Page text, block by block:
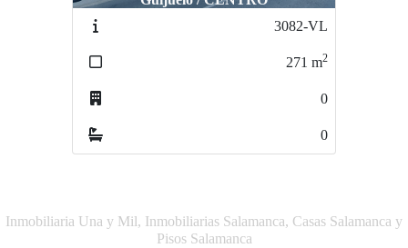
3240-VL
100m
Inmobiliaria Una y Mil, Inmobiliarias Salamanca, Casas Salamanca y
Pisos Salamanca